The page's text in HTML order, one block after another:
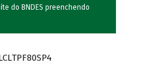
do BNDES preenchendo